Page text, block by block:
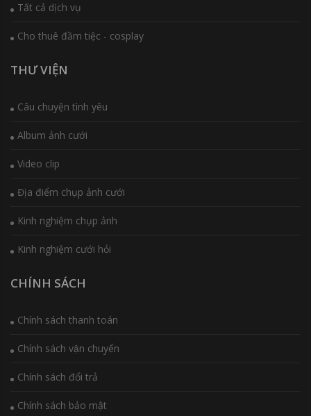
Tất cả dịch vụ
Cho thuê đầm tiệc - cosplay
THƯ VIỆN
Câu chuyện tình yêu
Album ảnh cưới
Video clip
Địa điểm chụp ảnh cưới
Kinh nghiệm chụp ảnh
Kinh nghiệm cưới hỏi
CHÍNH SÁCH
Chính sách thanh toán
Chính sách vận chuyển
Chính sách đổi trả
Chính sách bảo mật